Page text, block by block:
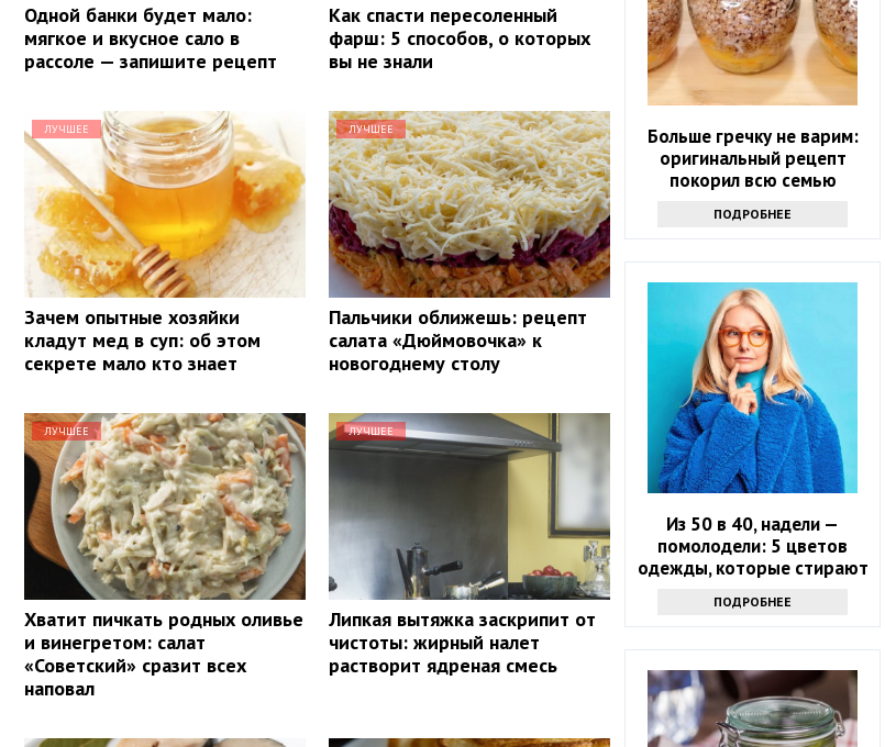
Одной банки будет мало:
мягкое и вкусное сало в
рассоле — запишите рецепт
Как спасти пересоленный
фарш: 5 способов, о которых
вы не знали
ЛУЧШЕЕ
Зачем опытные хозяйки
кладут мед в суп: об этом
секрете мало кто знает
ЛУЧШЕЕ
Пальчики оближешь: рецепт
салата «Дюймовочка» к
новогоднему столу
ЛУЧШЕЕ
Хватит пичкать родных оливье
и винегретом: салат
«Советский» сразит всех
наповал
ЛУЧШЕЕ
Липкая вытяжка заскрипит от
чистоты: жирный налет
растворит ядреная смесь
Больше гречку не варим:
оригинальный рецепт
покорил всю семью
ПОДРОБНЕЕ
Из 50 в 40, надели —
помолодели: 5 цветов
одежды, которые стирают
ПОДРОБНЕЕ